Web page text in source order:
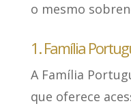
o mesmo
1. Família
A Família
que oferece